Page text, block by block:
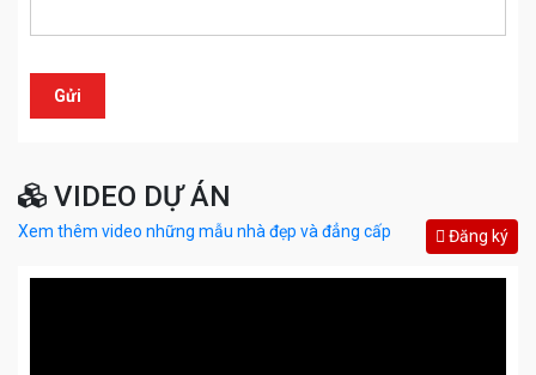
VIDEO DỰ ÁN
Xem thêm video những mẫu nhà đẹp và đẳng cấp Đăng ký